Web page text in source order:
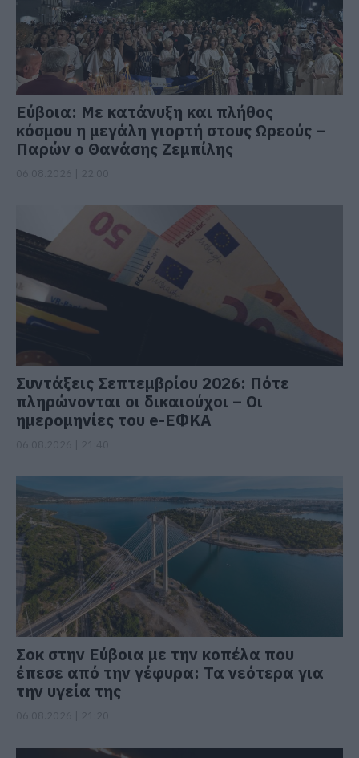
Εύβοια: Με κατάνυξη και πλήθος
κόσμου η μεγάλη γιορτή στους Ωρεούς –
Παρών ο Θανάσης Ζεμπίλης
Συντάξεις Σεπτεμβρίου 2026: Πότε
πληρώνονται οι δικαιούχοι – Οι
ημερομηνίες του e-ΕΦΚΑ
Σοκ στην Εύβοια με την κοπέλα που
έπεσε από την γέφυρα: Τα νεότερα για
την υγεία της